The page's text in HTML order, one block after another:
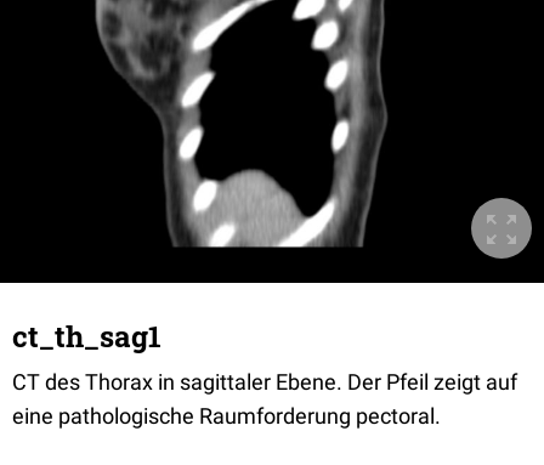
ct_th_sag1
CT des Thorax in sagittaler Ebene. Der Pfeil zeigt auf
eine pathologische Raumforderung pectoral.